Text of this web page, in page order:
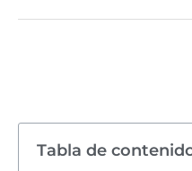
Tabla de